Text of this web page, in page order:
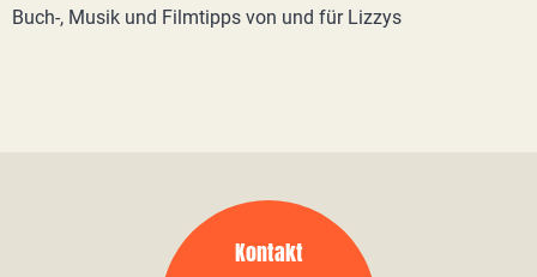
Buch-, Musik und Filmtipps von und für Lizzys
Kontakt